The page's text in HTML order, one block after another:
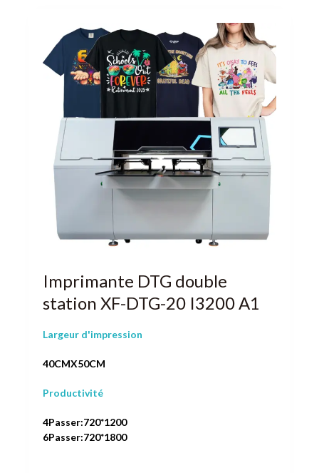
Imprimante DTG double
station XF-DTG-20 I3200 A1
Largeur d'impression
40CMX50CM
Productivité
4Passer:720*1200
6Passer:720*1800